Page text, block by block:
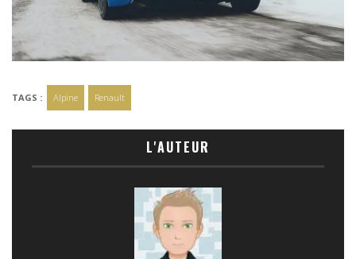
TAGS : Alpine Renault
L'AUTEUR